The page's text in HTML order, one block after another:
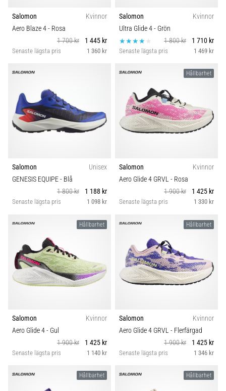
Salomon
Kvinnor
Aero Blaze 4- Rosa
1 700 kr
1 445 kr
Senaste lägsta pris 1 360 kr
Salomon
Kvinnor
Ultra Glide 4- Grön
1 800 kr
1 710 kr
Senaste lägsta pris 1 469 kr
Salomon
Unisex
GENESIS EQUIPE- Blå
1 800 kr
1 188 kr
Senaste lägsta pris 1 098 kr
Hållbarhet
Salomon
Kvinnor
Aero Glide 4 GRVL - Rosa
1 900 kr
1 425 kr
Senaste lägsta pris 1 330 kr
Hållbarhet
Salomon
Kvinnor
Aero Glide 4- Gul
1 900 kr
1 425 kr
Senaste lägsta pris 1 140 kr
Hållbarhet
Salomon
Kvinnor
Aero Glide 4 GRVL - Flerfärgad
1 900 kr
1 425 kr
Senaste lägsta pris 1 346 kr
Hållbarhet Hållbarhet